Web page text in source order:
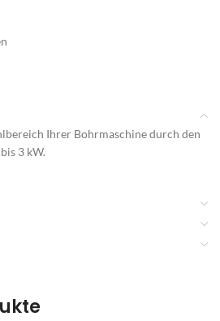
Ihrer Bohrmaschine durch den
3 kW.